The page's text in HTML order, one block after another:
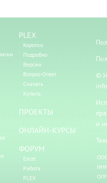
PLEX
Коротко
Подробно
Версии
Вопрос-Ответ
Скачать
Купить
ПРОЕКТЫ
ОНЛАЙН-КУРСЫ
ФОРУМ
Excel
Работа
PLEX
©
и